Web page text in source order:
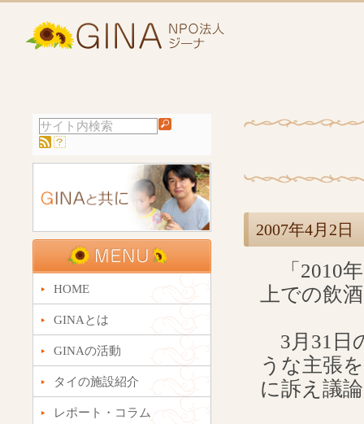
2007年4月2日
「2010
上での飲
3月31日
うな主張
に訴え議
HOME
GINAとは
GINAの活動
タイの施設紹介
レポート・コラム